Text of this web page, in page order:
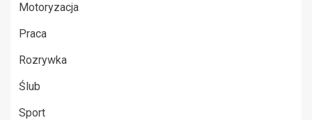
Motoryzacja
Praca
Rozrywka
Ślub
Sport